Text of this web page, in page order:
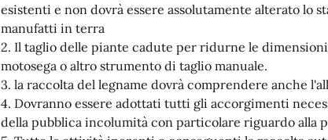
esistenti e non dovrà essere assolutamente alterato lo
manufatti in terra
2. Il taglio delle piante cadute per ridurne le
motosega o altro strumento di taglio manuale.
3. la raccolta del legname dovrà comprendere anche
4. Dovranno essere adottati tutti gli accorgimenti
della pubblica incolumità con particolare riguardo alla